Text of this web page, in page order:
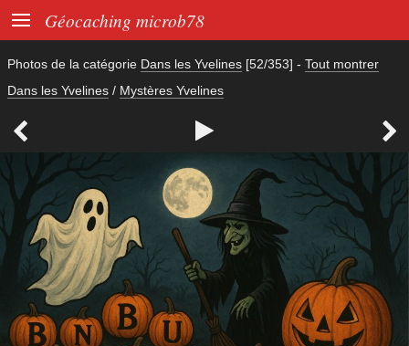
 Géocaching microb78
Photos de la catégorie Dans les Yvelines [52/353] - Tout montrer
Dans les Yvelines / Mystères Yvelines
  